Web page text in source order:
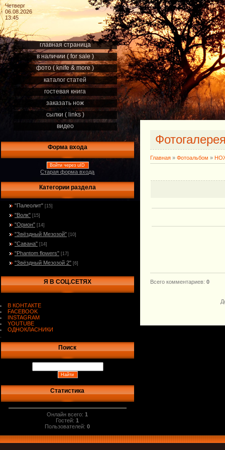
Четверг
06.08.2026
13:45
главная страница
в наличии ( for sale )
фото ( knife & more )
каталог статей
гостевая книга
заказать нож
сылки ( links )
видео
Форма входа
Войти через uID
Старая форма входа
Категории раздела
"Палеолит" [15]
"Волк" [15]
"Орион" [14]
"Звёздный Мезозой" [10]
"Савана" [14]
"Phantom flowers" [17]
"Звёздный Мезозой 2" [6]
Я В СОЦ.СЕТЯХ
В КОНТАКТЕ
FACEBOOK
INSTAGRAM
YOUTUBE
ОДНОКЛАСНИКИ
Поиск
Статистика
Онлайн всего:1
Гостей:1
Пользователей:0
Главная » Фотоальбом »
Всего комментариев: 0